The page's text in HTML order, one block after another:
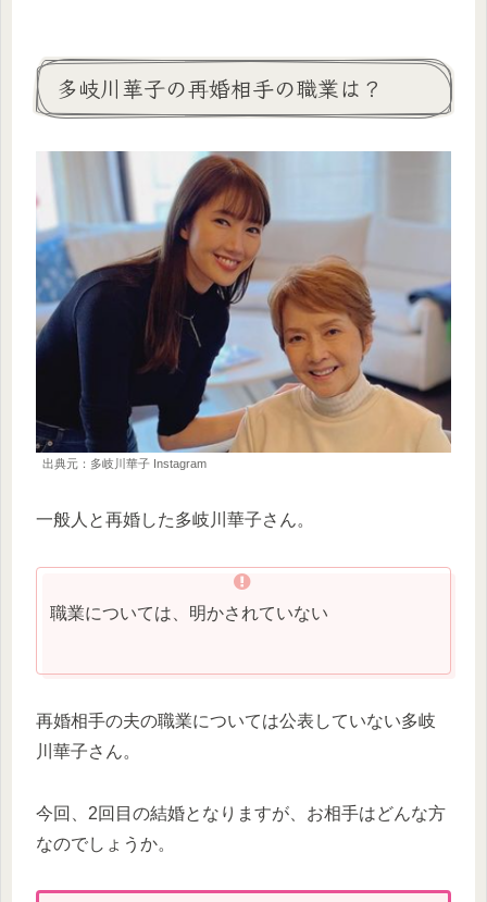
多岐川華子の再婚相手の職業は？
出典元：多岐川華子 Instagram
一般人と再婚した多岐川華子さん。
職業については、明かされていない
再婚相手の夫の職業については公表していない多岐
川華子さん。
今回、2回目の結婚となりますが、お相手はどんな方
なのでしょうか。